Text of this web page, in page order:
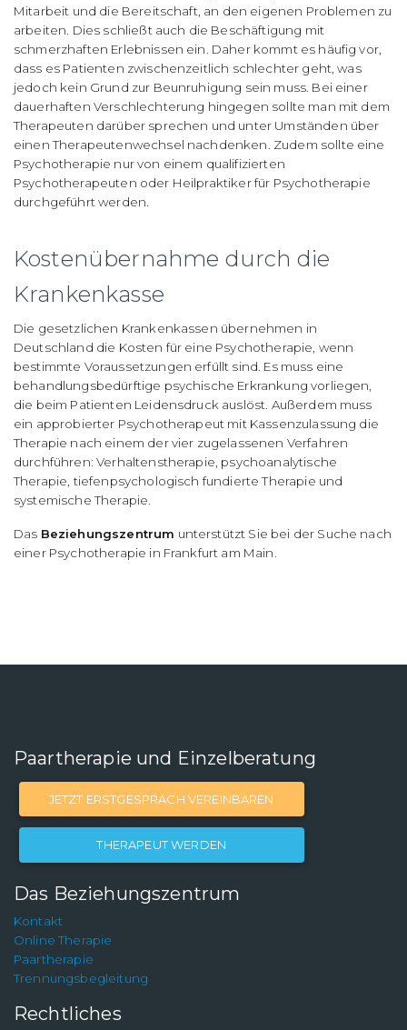
Mitarbeit und die Bereitschaft, an den eigenen Problemen zu
arbeiten. Dies schließt auch die Beschäftigung mit
schmerzhaften Erlebnissen ein. Daher kommt es häufig vor,
dass es Patienten zwischenzeitlich schlechter geht, was
jedoch kein Grund zur Beunruhigung sein muss. Bei einer
dauerhaften Verschlechterung hingegen sollte man mit dem
Therapeuten darüber sprechen und unter Umständen über
einen Therapeutenwechsel nachdenken. Zudem sollte eine
Psychotherapie nur von einem qualifizierten
Psychotherapeuten oder Heilpraktiker für Psychotherapie
durchgeführt werden.
Kostenübernahme durch die
Krankenkasse
Die gesetzlichen Krankenkassen übernehmen in
Deutschland die Kosten für eine Psychotherapie, wenn
bestimmte Voraussetzungen erfüllt sind. Es muss eine
behandlungsbedürftige psychische Erkrankung vorliegen,
die beim Patienten Leidensdruck auslöst. Außerdem muss
ein approbierter Psychotherapeut mit Kassenzulassung die
Therapie nach einem der vier zugelassenen Verfahren
durchführen: Verhaltenstherapie, psychoanalytische
Therapie, tiefenpsychologisch fundierte Therapie und
systemische Therapie.
Das Beziehungszentrum unterstützt Sie bei der Suche nach
einer Psychotherapie in Frankfurt am Main.
Paartherapie und Einzelberatung
JETZT ERSTGESPRÄCH VEREINBAREN
THERAPEUT WERDEN
Das Beziehungszentrum
Kontakt
Online Therapie
Paartherapie
Trennungsbegleitung
Rechtliches